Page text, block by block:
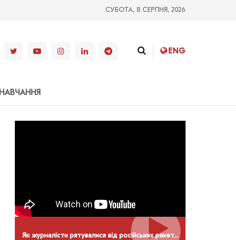
СУБОТА, 8 СЕРПНЯ, 2026
ENG
НАВЧАННЯ
Як журналісти рятувалися від російських ракет. Конференція НСЖУ в Дніпрі